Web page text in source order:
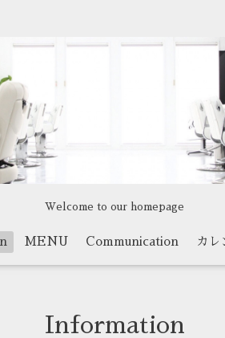
Welcome to our homepage
MENU Communication カレ
Information